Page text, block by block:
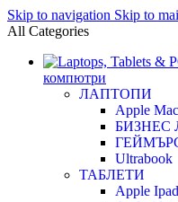
Skip to navigation Skip to
All Categories
компютри
ЛАПТОПИ
Apple
БИЗНЕС
Ultrabook
ТАБЛЕТИ
Apple Ipad